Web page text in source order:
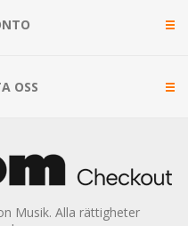
OSS
Musik. Alla rättigheter